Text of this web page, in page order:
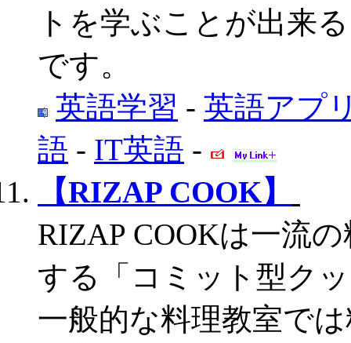
トを学ぶことが出来
です。
英語学習 - 英語アプ
語 - IT英語 -
【RIZAP COOK】
RIZAP COOKは一流
する「コミット型ク
一般的な料理教室で